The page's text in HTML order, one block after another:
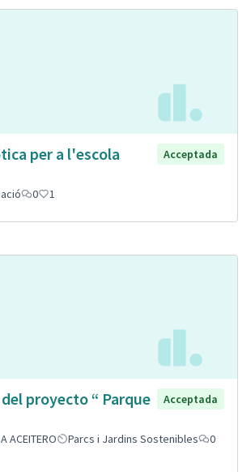
per a l'escola
Acceptada
0 1
proyecto “ Parque
Acceptada
ACEITERO Parcs i Jardins Sostenibles
0